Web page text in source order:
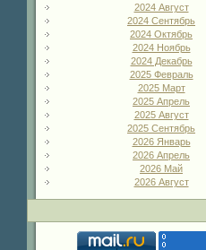
2024 Август
2024 Сентябрь
2024 Октябрь
2024 Ноябрь
2024 Декабрь
2025 Февраль
2025 Март
2025 Апрель
2025 Август
2025 Сентябрь
2026 Январь
2026 Апрель
2026 Май
2026 Август